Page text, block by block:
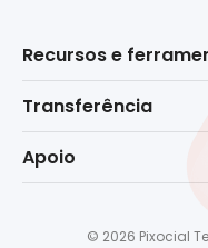
Recursos e
Retoque baseado em IA
Borracha
Remover fundo
Editor de Rosto
Transferência
Baixar para Windows
Baixar para macOS
Apoio
Contate-nos© 2026 Pixocial